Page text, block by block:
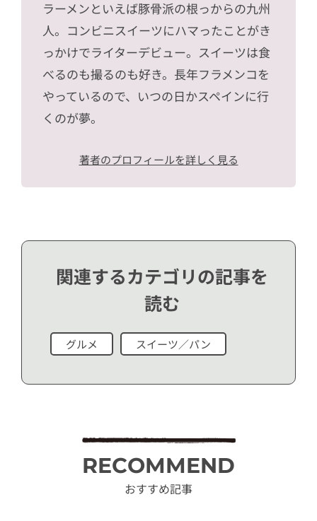
ラーメンといえば豚骨派の根っからの九州
人。コンビニスイーツにハマったことがき
っかけでライターデビュー。スイーツは食
べるのも撮るのも好き。長年フラメンコを
やっているので、いつの日かスペインに行
くのが夢。
著者のプロフィールを詳しく見る
関連するカテゴリの記事を
読む
グルメ スイーツ／パン
RECOMMEND
おすすめ記事